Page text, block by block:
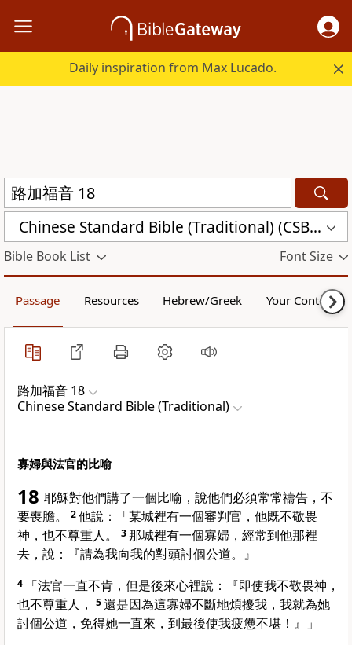
Daily inspiration from Max Lucado.
Chinese Standard Bible (Traditional) (CSBT)
Bible Book List Font Size
Passage Resources Hebrew/Greek Your Content
路加福音 18
Chinese Standard Bible (Traditional)
寡婦與法官的比喻
18 耶穌對他們講了一個比喻，說他們必須常常禱告，不
要喪膽。
2他說：
「某城裡有一個審判官，他既不敬畏
神，也不尊重人。
3那城裡有一個寡婦，經常到他那裡
去，說：『請為我向我的對頭討個公道。』
4
「法官一直不肯，但是後來心裡說：『即使我不敬畏神，
也不尊重人，
5還是因為這寡婦不斷地煩擾我，我就為她
討個公道，免得她一直來，到最後使我疲憊不堪！』」